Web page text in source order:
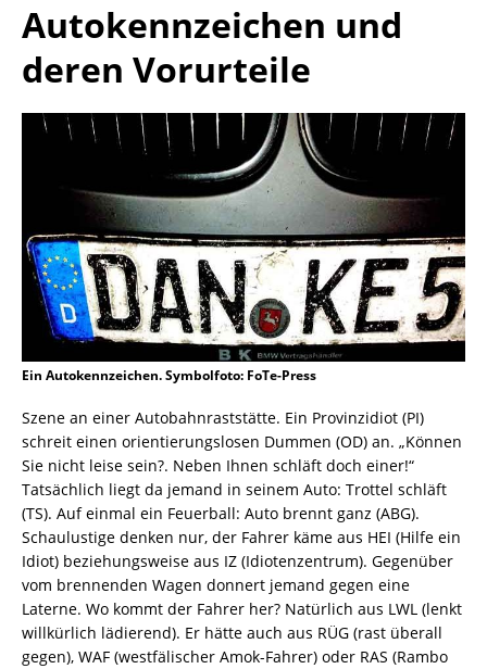
Autokennzeichen und
deren Vorurteile
Ein Autokennzeichen. Symbolfoto: FoTe-Press
Szene an einer Autobahnraststätte. Ein Provinzidiot (PI)
schreit einen orientierungslosen Dummen (OD) an. „Können
Sie nicht leise sein?. Neben Ihnen schläft doch einer!“
Tatsächlich liegt da jemand in seinem Auto: Trottel schläft
(TS). Auf einmal ein Feuerball: Auto brennt ganz (ABG).
Schaulustige denken nur, der Fahrer käme aus HEI (Hilfe ein
Idiot) beziehungsweise aus IZ (Idiotenzentrum). Gegenüber
vom brennenden Wagen donnert jemand gegen eine
Laterne. Wo kommt der Fahrer her? Natürlich aus LWL (lenkt
willkürlich lädierend). Er hätte auch aus RÜG (rast überall
gegen), WAF (westfälischer Amok-Fahrer) oder RAS (Rambo